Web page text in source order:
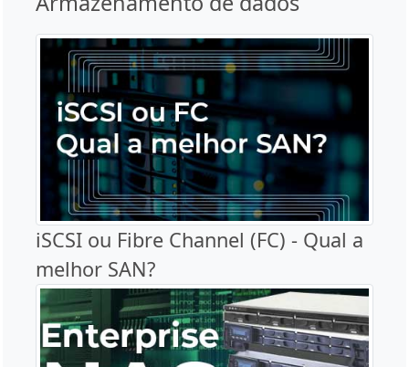
iSCSI ou Fibre Channel (FC) - Qual a
melhor SAN?